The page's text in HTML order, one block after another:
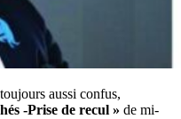
aussi confus,
-Prise de recul » de mi-